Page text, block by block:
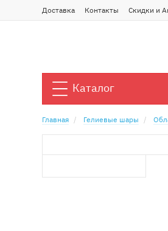
Доставка Контакты Скидки и
Каталог
Главная Гелиевые шары